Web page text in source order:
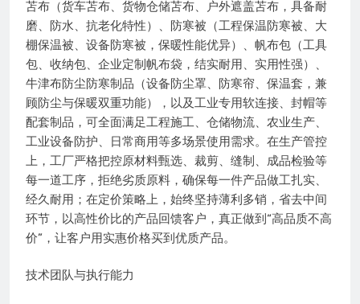
苫布（货车苫布、货物仓储苫布、户外遮盖苫布，具备耐
磨、防水、抗老化特性）、防寒被（工程保温防寒被、大
棚保温被、设备防寒被，保暖性能优异）、帆布包（工具
包、收纳包、企业定制帆布袋，结实耐用、实用性强）、
牛津布防尘防寒制品（设备防尘罩、防寒帘、保温套，兼
顾防尘与保暖双重功能），以及工业专用软连接、封帽等
配套制品，可全面满足工程施工、仓储物流、农业生产、
工业设备防护、日常商用等多场景使用需求。在生产管控
上，工厂严格把控原材料甄选、裁剪、缝制、成品检验等
每一道工序，拒绝劣质原料，确保每一件产品做工扎实、
经久耐用；在定价策略上，始终坚持薄利多销，省去中间
环节，以高性价比的产品回馈客户，真正做到“高品质不高
价”，让客户用实惠价格买到优质产品。
技术团队与执行能力